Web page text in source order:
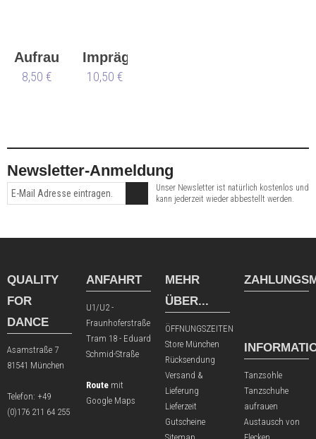
Aufraubürste
8,50 €
Imprägnierspray
Waterstop
10,50 €
Newsletter-Anmeldung
Unser Newsletter ist natürlich kostenlos und
kann jederzeit wieder abbestellt werden.
QUALITY
FOR
DANCE
Asamstraße 7
81541 München
Telefon: +49
(0)176 211 64 255
ANFAHRT
U1/U2 -
Fraunhoferstraße
Tram 18 - Eduard
Schmid-Straße
Route mit
Google Maps
MEHR
ÜBER...
ÖFFNUNGSZEITEN
Store München
Rücksendung
Versand &
Lieferung
Lieferzeit
Gutscheine
Tanzsohle
Tanzschuhe
aufrauen
Austausch von